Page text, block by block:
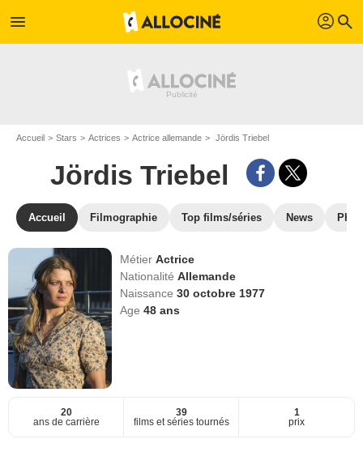
menu profil search
Accueil Stars Actrices Actrice allemande Jördis Triebel
Jördis Triebel
Accueil Filmographie Top films/séries News
MétierActrice
NationalitéAllemande
Naissance30 octobre 1977
Age48 ans
20
ans de carrière
39
films et séries tournés
1
prix